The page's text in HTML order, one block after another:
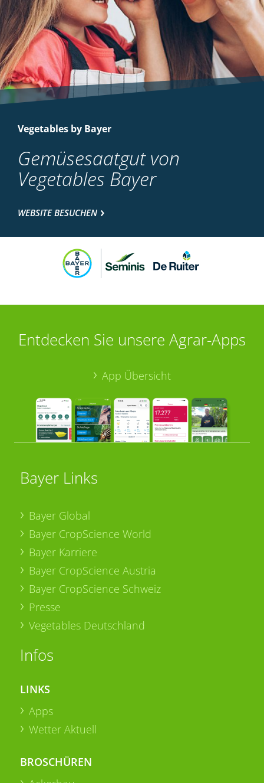
Vegetables by Bayer
Gemüsesaatgut von
Vegetables Bayer
WEBSITE BESUCHEN
Entdecken Sie unsere Agrar-Apps
App Übersicht
Bayer Links
Bayer Global
Bayer CropScience World
Bayer Karriere
Bayer CropScience Austria
Bayer CropScience Schweiz
Presse
Vegetables Deutschland
Infos
LINKS
Apps
Wetter Aktuell
BROSCHÜREN